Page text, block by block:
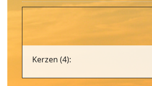
Kerzen (4):